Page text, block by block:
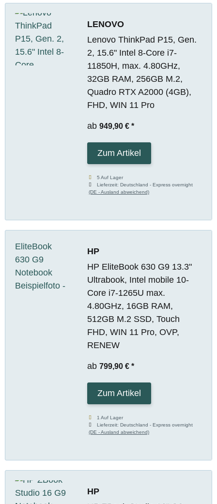
LENOVO
Lenovo ThinkPad P15, Gen.
2, 15.6" Intel 8-Core i7-
11850H, max. 4.80GHz,
32GB RAM, 256GB M.2,
Quadro RTX A2000 (4GB),
FHD, WIN 11 Pro
ab 949,90 € *
Zum Artikel
5 Auf Lager
Lieferzeit:Deutschland - Express overnight
(DE - Ausland abweichend)
HP
HP EliteBook 630 G9 13.3"
Ultrabook, Intel mobile 10-
Core i7-1265U max.
4.80GHz, 16GB RAM,
512GB M.2 SSD, Touch
FHD, WIN 11 Pro, OVP,
RENEW
ab 799,90 € *
Zum Artikel
1 Auf Lager
Lieferzeit:Deutschland - Express overnight
(DE - Ausland abweichend)
HP